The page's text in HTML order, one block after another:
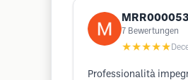
7 Bewertungen
★★★★★
Professionalità